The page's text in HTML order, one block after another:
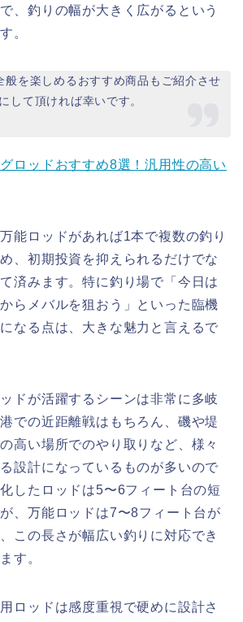
、釣りの幅が大きく広がるという
。
般を楽しめるおすすめ商品もご紹介させ
して頂ければ幸いです。
ロッドおすすめ8選！汎用性の高い
能ロッドがあれば1本で複数の釣り
、初期投資を抑えられるだけでな
済みます。特に釣り場で「今日は
らメバルを狙おう」といった臨機
なる点は、大きな魅力と言えるで
ドが活躍するシーンは非常に多岐
での近距離戦はもちろん、磯や堤
高い場所でのやり取りなど、様々
設計になっているものが多いので
したロッドは5〜6フィート台の短
、万能ロッドは7〜8フィート台が
この長さが幅広い釣りに対応でき
す。
ロッドは感度重視で硬めに設計さ